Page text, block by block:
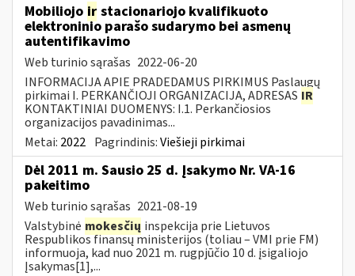
Mobiliojo ir stacionariojo kvalifikuoto
elektroninio parašo sudarymo bei asmenų
autentifikavimo
Web turinio sąrašas 2022-06-20
INFORMACIJA APIE PRADEDAMUS PIRKIMUS Paslaugų
pirkimai I. PERKANČIOJI ORGANIZACIJA, ADRESAS IR
KONTAKTINIAI DUOMENYS: I.1. Perkančiosios
organizacijos pavadinimas...
Metai: 2022 Pagrindinis:Viešieji pirkimai
Dėl 2011 m. Sausio 25 d. Įsakymo Nr. VA-16
pakeitimo
Web turinio sąrašas 2021-08-19
Valstybinė mokesčių inspekcija prie Lietuvos
Respublikos finansų ministerijos (toliau – VMI prie FM)
informuoja, kad nuo 2021 m. rugpjūčio 10 d. įsigaliojo
Įsakymas[1],...